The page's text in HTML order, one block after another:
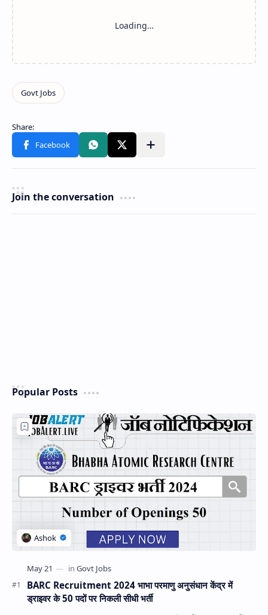
Join the conversation
Popular Posts
BARC Recruitment 2024 भाभा परमाणु अनुसंधान केंद्र में
ड्राइवर के 50 पदों पर निकली सीधी भर्ती